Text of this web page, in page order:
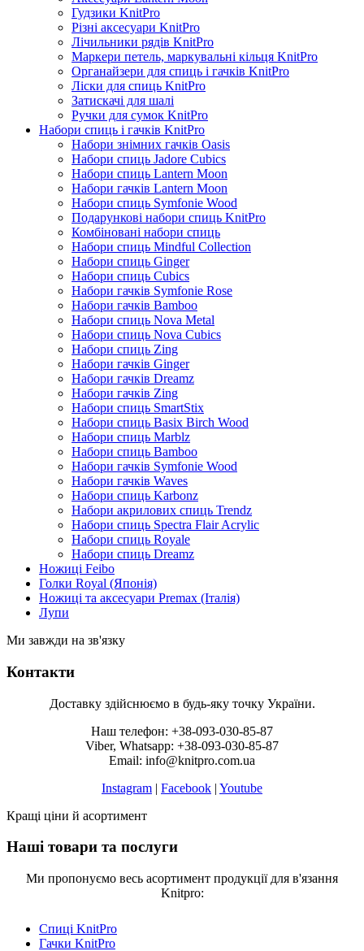
Гудзики KnitPro
Різні аксесуари KnitPro
Лічильники рядів KnitPro
Маркери петель, маркувальні кільця KnitPro
Органайзери для спиць і гачків KnitPro
Ліски для спиць KnitPro
Затискачі для шалі
Ручки для сумок KnitPro
Набори спиць і гачків KnitPro
Набори знімних гачків Oasis
Набори спиць Jadore Cubics
Набори спиць Lantern Moon
Набори гачків Lantern Moon
Набори спиць Symfonie Wood
Подарункові набори спиць KnitPro
Комбіновані набори спиць
Набори спиць Mindful Collection
Набори спиць Ginger
Набори спиць Cubics
Набори гачків Symfonie Rose
Набори гачків Bamboo
Набори спиць Nova Metal
Набори спиць Nova Cubics
Набори спиць Zing
Набори гачків Ginger
Набори гачків Dreamz
Набори гачків Zing
Набори спиць SmartStix
Набори спиць Basix Birch Wood
Набори спиць Marblz
Набори спиць Bamboo
Набори гачків Symfonie Wood
Набори гачків Waves
Набори спиць Karbonz
Набори акрилових спиць Trendz
Набори спиць Spectra Flair Acrylic
Набори спиць Royale
Набори спиць Dreamz
Ножиці Feibo
Голки Royal (Японія)
Ножиці та аксесуари Premax (Італія)
Лупи
Ми завжди на зв'язку
Контакти
Доставку здійснюємо в будь-яку точку України.
Наш телефон: +38-093-030-85-87
Viber, Whatsapp: +38-093-030-85-87
Email: info@knitpro.com.ua
Instagram | Facebook | Youtube
Кращі ціни й асортимент
Наші товари та послуги
Ми пропонуємо весь асортимент продукції для в'язання
Knitpro:
Спиці KnitPro
Гачки KnitPro